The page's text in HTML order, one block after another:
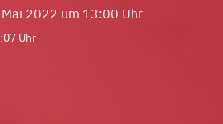
2022 um 13:00 Uhr
Uhr